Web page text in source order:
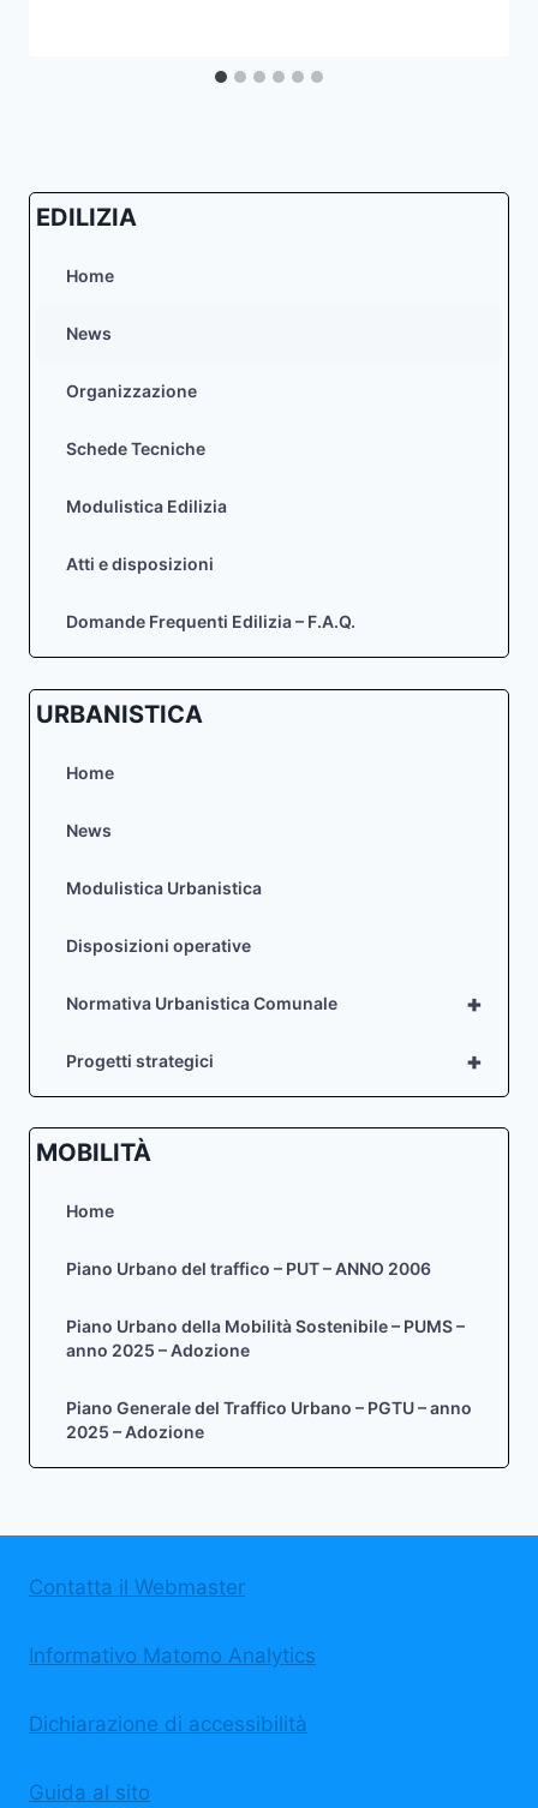
EDILIZIA
Home
News
Organizzazione
Schede Tecniche
Modulistica Edilizia
Atti e disposizioni
Domande Frequenti Edilizia – F.A.Q.
URBANISTICA
Home
News
Modulistica Urbanistica
Disposizioni operative
+
Normativa Urbanistica Comunale
+
Progetti strategici
MOBILITÀ
Home
Piano Urbano del traffico – PUT – ANNO 2006
Piano Urbano della Mobilità Sostenibile – PUMS –
anno 2025 – Adozione
Piano Generale del Traffico Urbano – PGTU – anno
2025 – Adozione
Contatta il Webmaster
Informativo Matomo Analytics
Dichiarazione di accessibilità
Guida al sito